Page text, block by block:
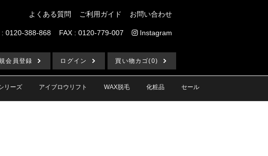
お問い合わせ
ご利用ガイド
よくある質問
Instagram
FAX : 0120-779-007
: 0120-388-868
会員登録 ログイン 買い物カゴ(0)
リーズ アイブロウリフト WAX脱毛 化粧品 セール